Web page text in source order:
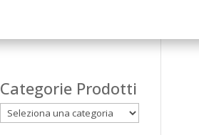
Categorie Prodotti